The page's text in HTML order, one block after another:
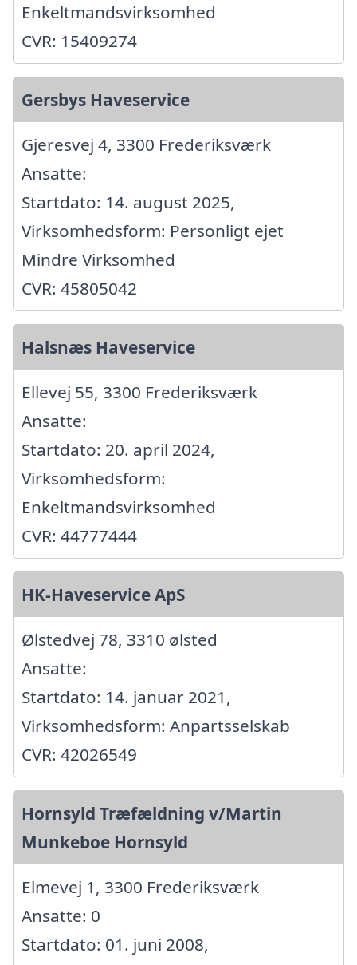
Enkeltmandsvirksomhed
CVR: 15409274
Gersbys Haveservice
Gjeresvej 4, 3300 Frederiksværk
Ansatte:
Startdato: 14. august 2025,
Virksomhedsform: Personligt ejet
Mindre Virksomhed
CVR: 45805042
Halsnæs Haveservice
Ellevej 55, 3300 Frederiksværk
Ansatte:
Startdato: 20. april 2024,
Virksomhedsform:
Enkeltmandsvirksomhed
CVR: 44777444
HK-Haveservice ApS
Ølstedvej 78, 3310 ølsted
Ansatte:
Startdato: 14. januar 2021,
Virksomhedsform: Anpartsselskab
CVR: 42026549
Hornsyld Træfældning v/Martin
Munkeboe Hornsyld
Elmevej 1, 3300 Frederiksværk
Ansatte: 0
Startdato: 01. juni 2008,